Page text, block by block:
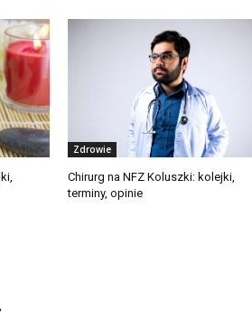
Zdrowie
Chirurg na NFZ Koluszki: kolejki,
terminy, opinie